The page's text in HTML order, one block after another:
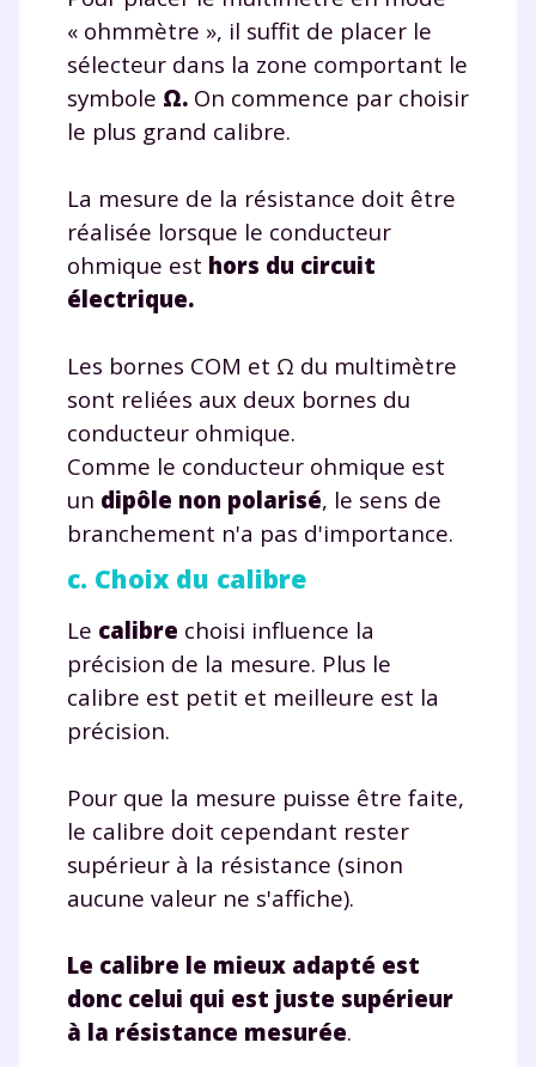
« ohmmètre », il suffit de placer le
sélecteur dans la zone comportant le
symbole Ω. On commence par choisir
le plus grand calibre.
La mesure de la résistance doit être
réalisée lorsque le conducteur
ohmique est hors du circuit
électrique.
Les bornes COM et Ω du multimètre
sont reliées aux deux bornes du
conducteur ohmique.
Comme le conducteur ohmique est
un dipôle non polarisé, le sens de
branchement n'a pas d'importance.
c. Choix du calibre
Le calibre choisi influence la
précision de la mesure. Plus le
calibre est petit et meilleure est la
précision.
Pour que la mesure puisse être faite,
le calibre doit cependant rester
supérieur à la résistance (sinon
aucune valeur ne s'affiche).
Le calibre le mieux adapté est
donc celui qui est juste supérieur
à la résistance mesurée.